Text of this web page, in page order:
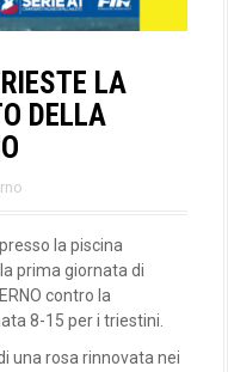
LA
DELLA
la piscina
prima giornata di
contro la
8-15 per i triestini.
una rosa rinnovata nei